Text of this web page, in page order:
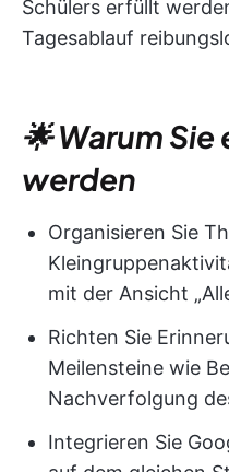
Schülers erfüllt
Tagesablauf
🌟 Warum Sie
werden
Organisieren Sie
mit der Ansicht
Richten Sie
Meilensteine wie
Nachverfolgung
Integrieren Sie